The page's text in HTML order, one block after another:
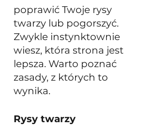
poprawić Twoje rysy
twarzy lub pogorszyć.
Zwykle instynktownie
wiesz, która strona jest
lepsza. Warto poznać
zasady, z których to
wynika.
Rysy twarzy